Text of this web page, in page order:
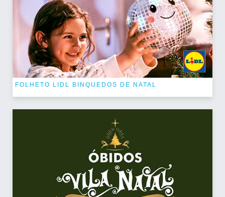
FOLHETO LIDL BINQUEDOS DE NATAL